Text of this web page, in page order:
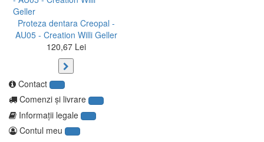
Proteza dentara Creopal -
AU05 - Creation Willi Geller
120,67 Lei
Contact
Comenzi şi livrare
Informaţii legale
Contul meu